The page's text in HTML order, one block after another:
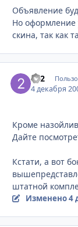
Объявление
Но оформление
скина, так как
2x2
4 декабря
Кроме
Дайте
Кстати, а вот
штатной
Изменено4